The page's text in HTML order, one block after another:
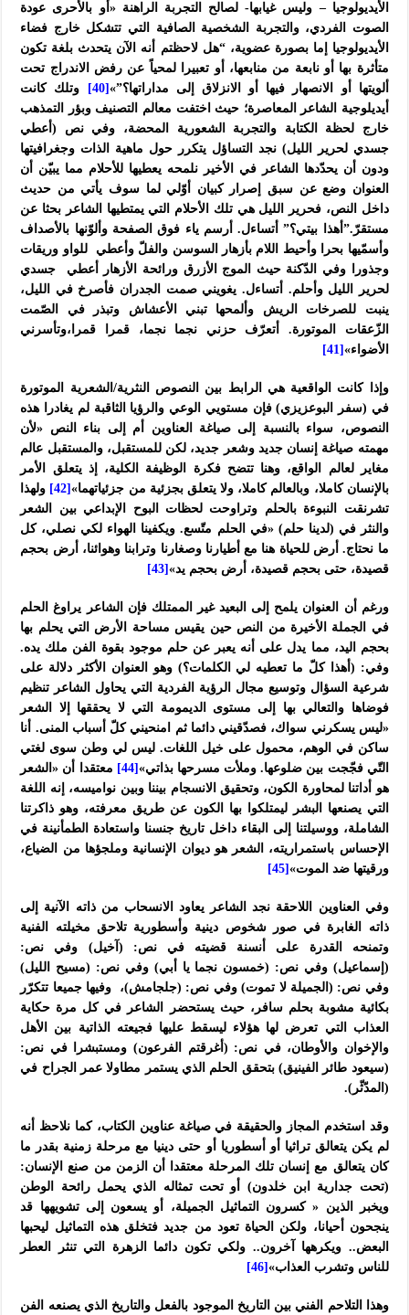
الأيديولوجيا – وليس غيابها- لصالح التجربة الراهنة «أو بالأحرى عودة
الصوت الفردي، والتجربة الشخصية الصافية التي تتشكل خارج فضاء
الأيديولوجيا إما بصورة عضوية، “هل لاحظتم أنه الآن يتحدث بلغة تكون
متأثرة بها أو نابعة من منابعها، أو تعبيرا لمحياً عن رفض الاندراج تحت
ألويتها أو الانصهار فيها أو الانزلاق إلى مداراتها؟”» [40]
وتلك كانت
أيديلوجية الشاعر المعاصرة؛ حيث اختفت معالم التصنيف وبؤر التمذهب
خارج لحظة الكتابة والتجربة الشعورية المحضة، وفي نص (أعطي
جسدي لحرير الليل) نجد التساؤل يتكرر حول ماهية الذات وجغرافيتها
ودون أن يحدّدها الشاعر في الأخير نلمحه يعطيها للأحلام مما يبيّن أن
العنوان وضع عن سبق إصرار كبيان أوّلي لما سوف يأتي من حديث
داخل النص، فحرير الليل هي تلك الأحلام التي يمتطيها الشاعر بحثا عن
مستقرّ.”أهذا بیتي؟” أتساءل. أرسم یاء فوق الصفحة وألوّنها بالأصداف
وأسمّیها بحرا وأحیط اللام بأزهار السوسن والفلّ وأعطي للواو وریقات
وجذورا وفي الدّكنة حیث الموج الأزرق ورائحة الأزهار أعطي جسدي
لحریر اللیل وأحلم. أتساءل. یغویني صمت الجدران فأصرخ في اللیل،
ینبت للصرخات الریش وألمحها تبني الأعشاش وتبذر في الصّمت
الزّعقات الموتورة. أتعرّف حزني نجما نجما، قمرا قمرا،وتأسرني
الأضواء» [41]
وإذا كانت الواقعية هي الرابط بين النصوص النثرية/الشعرية الموتورة
في (سفر البوعزيزي) فإن مستويي الوعي والرؤيا الثاقبة لم يغادرا هذه
النصوص، سواء بالنسبة إلى صياغة العناوين أم إلى بناء النص «لأن
مهمته صياغة إنسان جديد وشعر جديد، لكن للمستقبل، والمستقبل عالم
مغاير لعالم الواقع، وهنا تتضح فكرة الوظيفة الكلية، إذ يتعلق الأمر
بالإنسان كاملا، وبالعالم كاملا، ولا يتعلق بجزئية من جزئياتهما»[42]
ولهذا
تشرنقت النبوءة بالحلم وتراوحت لحظات البوح الإبداعي بين الشعر
والنثر في (لدينا حلم) «في الحلم متّسع. ويكفينا الهواء لكي نصلي، كل
ما نحتاج. أرض للحياة هنا مع أطيارنا وصغارنا وترابنا وهوائنا، أرض بحجم
قصيدة، حتى بحجم قصيدة، أرض بحجم يد» [43]
ورغم أن العنوان يلمح إلى البعيد غير الممتلك فإن الشاعر يراوغ الحلم
في الجملة الأخيرة من النص حين يقيس مساحة الأرض التي يحلم بها
بحجم اليد، مما يدل على أنه يعبر عن حلم موجود بقوة الفن ملك يده.
وفي: (أهذا كلّ ما تعطيه لي الكلمات؟) وهو العنوان الأكثر دلالة على
شرعية السؤال وتوسيع مجال الرؤية الفردية التي يحاول الشاعر تنظيم
فوضاها والتعالي بها إلى مستوى الديمومة التي لا يحققها إلا الشعر
«ليس يسكرني سواك، فصدّقيني دائما ثم امنحيني كلّ أسباب المنى. أنا
ساكن في الوهم، محمول على خيل اللغات. ليس لي وطن سوى لغتي
التّي فجّجت بين ضلوعها. وملأت مسرحها بذاتي» [44]
معتقدا أن «الشعر
هو أداتنا لمحاورة الكون، وتحقيق الانسجام بيننا وبين نواميسه، إنه اللغة
التي يصنعها البشر ليمتلكوا بها الكون عن طريق معرفته، وهو ذاكرتنا
الشاملة، ووسيلتنا إلى البقاء داخل تاريخ جنسنا واستعادة الطمأنينة في
الإحساس باستمراريته، الشعر هو ديوان الإنسانية وملجؤها من الضياع،
ورقيتها ضد الموت» [45]
وفي العناوين اللاحقة نجد الشاعر يعاود الانسحاب من ذاته الآنية إلى
ذاته الغابرة في صور شخوص دينية وأسطورية تلاحق مخيلته الفنية
وتمنحه القدرة على أنسنة قضيته في نص: (آخيل) وفي نص:
(إسماعيل) وفي نص: (خمسون نجما يا أبي) وفي نص: (مسيح الليل)
وفي نص: (الجميلة لا تموت) وفي نص: (جلجامش)، وفيها جميعا تتكرّر
بكائية مشوبة بحلم سافر، حيث يستحضر الشاعر في كل مرة حكاية
العذاب التي تعرض لها هؤلاء ليسقط عليها فجيعته الذاتية بين الأهل
والإخوان والأوطان، في نص: (أغرقتم الفرعون) ومستبشرا في نص:
(سيعود طائر الفينيق) بتحقق الحلم الذي يستمر مطاولا عمر الجراح في
(المدّثّر).
وقد استخدم المجاز والحقيقة في صياغة عناوين الكتاب، كما نلاحظ أنه
لم يكن يتعالق تراثيا أو أسطوريا أو حتى دينيا مع مرحلة زمنية بقدر ما
كان يتعالق مع إنسان تلك المرحلة معتقدا أن الزمن من صنع الإنسان:
(تحت جدارية ابن خلدون) أو تحت تمثاله الذي يحمل رائحة الوطن
ويخبر الذين « كسرون التماثيل الجميلة، أو يسعون إلى تشويهها قد
ينجحون أحيانا، ولكن الحياة تعود من جديد فتخلق هذه التماثيل ليحبها
البعض.. ويكرهها آخرون.. ولكي تكون دائما الزهرة التي تنثر العطر
للناس وتشرب العذاب» [46]
وهذا التلاحم الفني بين التاريخ الموجود بالفعل والتاريخ الذي يصنعه الفن